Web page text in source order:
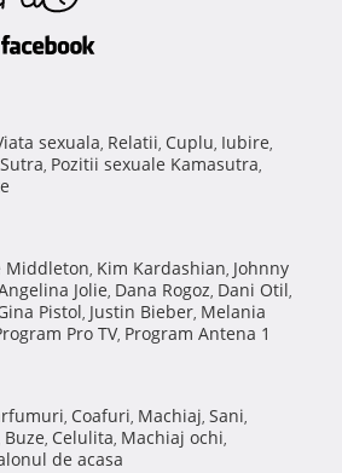
sexuala, Relatii, Cuplu, Iubire,
, Pozitii sexuale Kamasutra,
Middleton, Kim Kardashian, Johnny
Jolie, Dana Rogoz, Dani Otil,
Pistol, Justin Bieber, Melania
Pro TV, Program Antena 1
, Coafuri, Machiaj, Sani,
Buze, Celulita, Machiaj ochi,
de acasa